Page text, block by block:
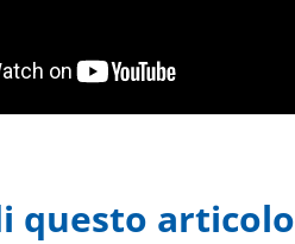
questo